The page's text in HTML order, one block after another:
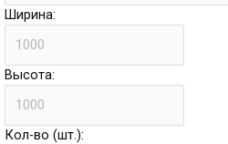
Ширина:
Высота:
Кол-во (шт.):